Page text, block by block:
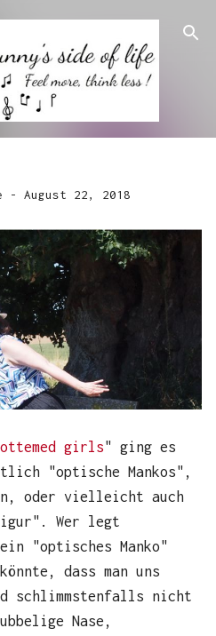
Hauptbereich
- August 22, 2018
girls" ging es
"optische Mankos",
oder vielleicht auch
Wer legt
"optisches Manko"
dass man uns
schlimmstenfalls nicht
Nase,